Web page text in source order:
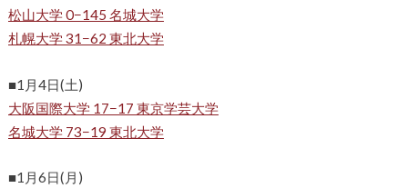
松山大学 0−145 名城大学
札幌大学 31−62 東北大学
■1月4日(土)
大阪国際大学 17−17 東京学芸大学
名城大学 73−19 東北大学
■1月6日(月)